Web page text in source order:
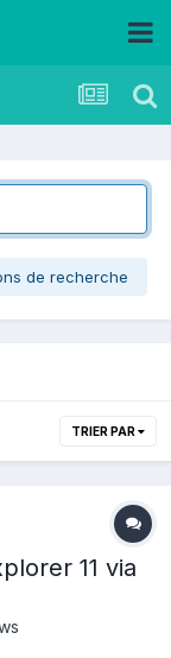
de recherche
TRIER PAR
11 via